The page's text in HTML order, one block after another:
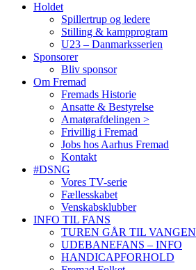
Holdet
Spillertrup og ledere
Stilling & kampprogram
U23 – Danmarksserien
Sponsorer
Bliv sponsor
Om Fremad
Fremads Historie
Ansatte & Bestyrelse
Amatørafdelingen >
Frivillig i Fremad
Jobs hos Aarhus Fremad
Kontakt
#DSNG
Vores TV-serie
Fællesskabet
Venskabsklubber
INFO TIL FANS
TUREN GÅR TIL VANGEN
UDEBANEFANS – INFO
HANDICAPFORHOLD